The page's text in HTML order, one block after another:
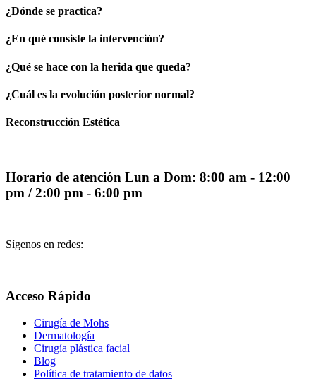
¿Dónde se practica?
¿En qué consiste la intervención?
¿Qué se hace con la herida que queda?
¿Cuál es la evolución posterior normal?
Reconstrucción Estética
Horario de atención Lun a Dom: 8:00 am - 12:00
pm / 2:00 pm - 6:00 pm
Sígenos en redes:
Acceso Rápido
Cirugía de Mohs
Dermatología
Cirugía plástica facial
Blog
Política de tratamiento de datos